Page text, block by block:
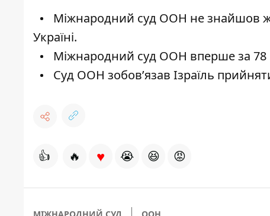
Міжнародний суд ООН не знайшов
Україні.
Міжнародний суд ООН вперше за 78
Суд ООН зобовʼязав Ізраїль
👍 🔥 ♥ 😭 😆 😡